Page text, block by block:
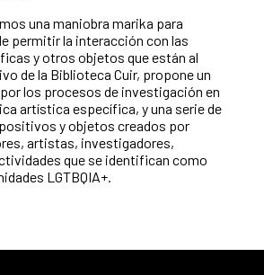
una maniobra marika para
permitir la interacción con las
y otros objetos que están al
de la Biblioteca Cuir, propone un
los procesos de investigación en
artística específica, y una serie de
y objetos creados por
artistas, investigadores,
que se identifican como
LGTBQIA+.